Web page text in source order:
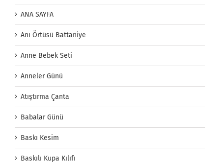
ANA SAYFA
Anı Örtüsü Battaniye
Anne Bebek Seti
Anneler Günü
Atıştırma Çanta
Babalar Günü
Baskı Kesim
Baskılı Kupa Kılıfı